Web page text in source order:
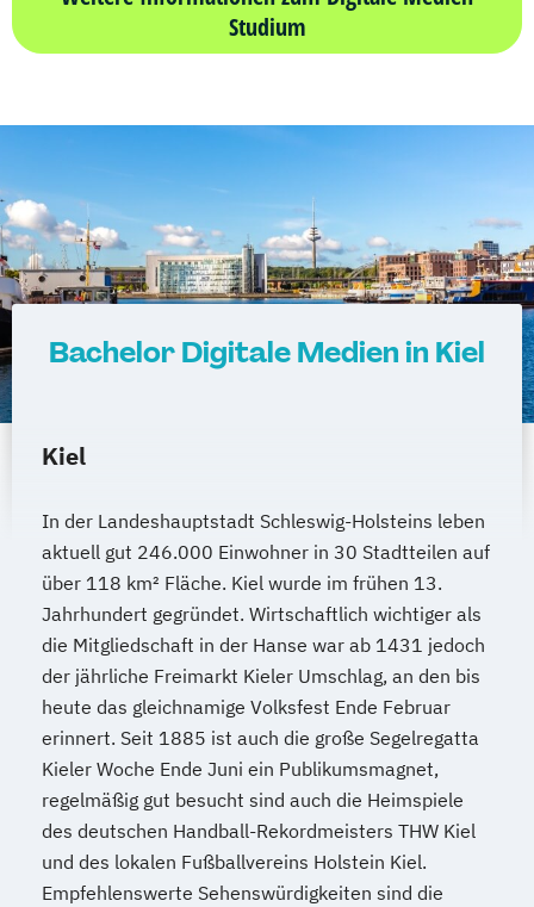
Studium
Bachelor Digitale Medien in Kiel
Kiel
In der Landeshauptstadt Schleswig-Holsteins leben
aktuell gut 246.000 Einwohner in 30 Stadtteilen auf
über 118 km² Fläche. Kiel wurde im frühen 13.
Jahrhundert gegründet. Wirtschaftlich wichtiger als
die Mitgliedschaft in der Hanse war ab 1431 jedoch
der jährliche Freimarkt Kieler Umschlag, an den bis
heute das gleichnamige Volksfest Ende Februar
erinnert. Seit 1885 ist auch die große Segelregatta
Kieler Woche Ende Juni ein Publikumsmagnet,
regelmäßig gut besucht sind auch die Heimspiele
des deutschen Handball-Rekordmeisters THW Kiel
und des lokalen Fußballvereins Holstein Kiel.
Empfehlenswerte Sehenswürdigkeiten sind die